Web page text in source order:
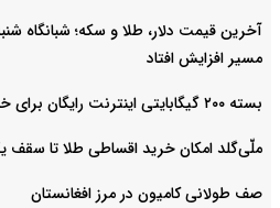
مسیر افزایش افتاد
بسته ۲۰۰ گیگابایتی اینترنت رایگان برای خبرنگاران
ملّی‌گلد امکان خرید اقساطی طلا تا سقف
صف طولانی کامیون در مرز افغانستان